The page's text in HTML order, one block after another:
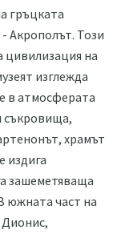
гръцката
Акрополът. Този
цивилизация на
изглежда
в атмосферата
съкровища,
храмът
издига
зашеметяваща
южната част на